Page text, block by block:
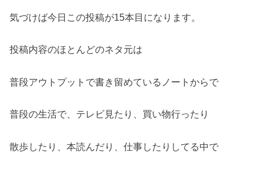
気づけば今日この投稿が15本目になります。
投稿内容のほとんどのネタ元は
普段アウトプットで書き留めているノートからで
普段の生活で、テレビ見たり、買い物行ったり
散歩したり、本読んだり、仕事したりしてる中で